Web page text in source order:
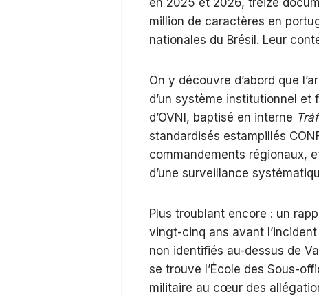
en 2025 et 2026, treize
million de caractères en
nationales du Brésil. Leur
On y découvre d’abord que
d’un système institutionnel
d’OVNI, baptisé en interne
standardisés estampillés
commandements régionaux,
d’une surveillance
Plus troublant encore : un
vingt-cinq ans avant
non identifiés au-dessus de
se trouve l’École des Sous-
militaire au cœur des